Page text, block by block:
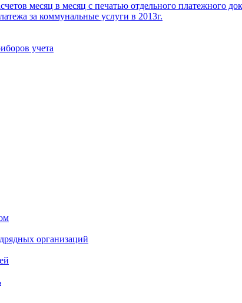
месяц в месяц с печатью отдельного платежного
за коммунальные услуги в 2013г.
учета
организаций